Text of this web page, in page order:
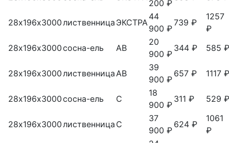
200 ₽
28х196х3000лиственница ЭКСТРА
44
900 ₽
739 ₽
1257
₽
28х196х3000сосна-ель АВ
20
900 ₽
344 ₽ 585 ₽
28х196х3000лиственница АВ
39
900 ₽
657 ₽ 1117 ₽
28х196х3000сосна-ель С
18
900 ₽
311 ₽ 529 ₽
28х196х3000лиственница С
37
900 ₽
624 ₽
1061
₽